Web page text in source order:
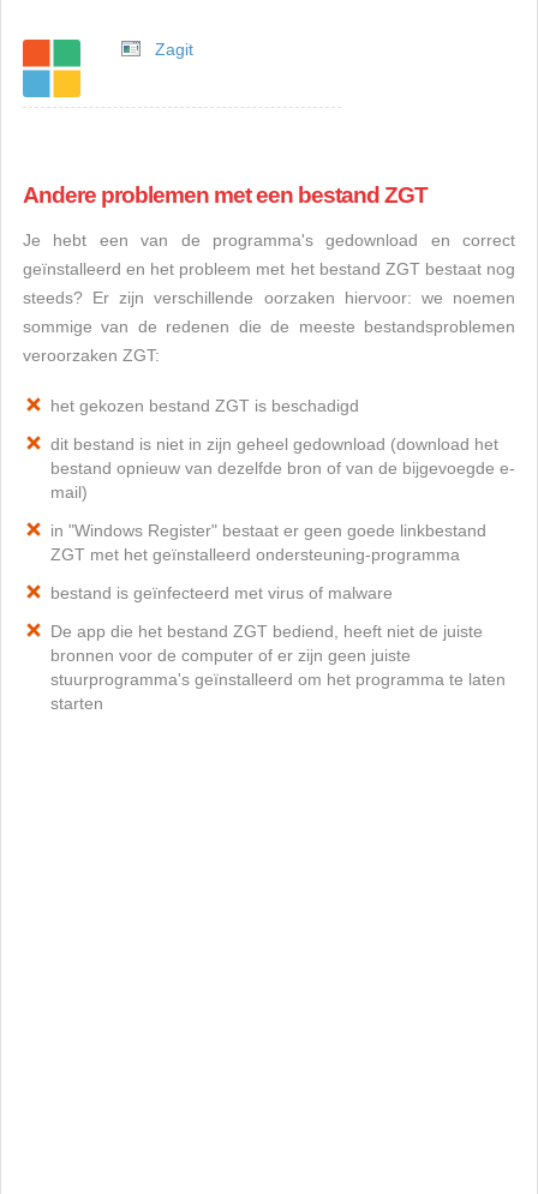
Zagit
Andere problemen met een bestand ZGT
Je hebt een van de programma's gedownload en correct
geïnstalleerd en het probleem met het bestand ZGT bestaat nog
steeds? Er zijn verschillende oorzaken hiervoor: we noemen
sommige van de redenen die de meeste bestandsproblemen
veroorzaken ZGT:
het gekozen bestand ZGT is beschadigd
dit bestand is niet in zijn geheel gedownload (download het
bestand opnieuw van dezelfde bron of van de bijgevoegde e-
mail)
in "Windows Register" bestaat er geen goede linkbestand
ZGT met het geïnstalleerd ondersteuning-programma
bestand is geïnfecteerd met virus of malware
De app die het bestand ZGT bediend, heeft niet de juiste
bronnen voor de computer of er zijn geen juiste
stuurprogramma's geïnstalleerd om het programma te laten
starten